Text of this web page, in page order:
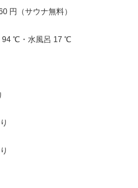
円（サウナ無料）
94 ℃・水風呂 17 ℃